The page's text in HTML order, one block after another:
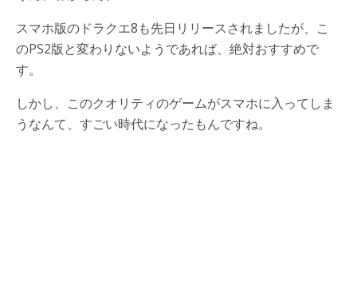
スマホ版のドラクエ8も先日リリースされましたが、こ
のPS2版と変わりないようであれば、絶対おすすめで
す。
しかし、このクオリティのゲームがスマホに入ってしま
うなんて、すごい時代になったもんですね。